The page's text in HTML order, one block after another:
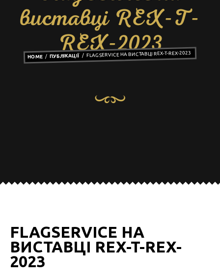
виставці REX-T-
REX-2023
HOME ПУБЛІКАЦІЇ FLAGSERVICE НА ВИСТАВЦІ REX-T-REX-2023
FLAGSERVICE НА
ВИСТАВЦІ REX-T-REX-
2023